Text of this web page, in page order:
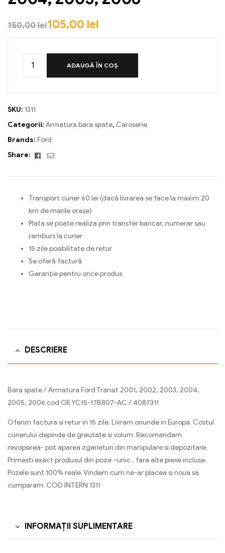
150,00lei105,00 lei
ADAUGĂ ÎN COȘ
SKU: 1311
Categorii: Armatura bara spate, Caroserie
Brands: Ford
Share:
Facebook
Email
Transport curier 60 lei (dacă livrarea se face la maxim 20
km de marile orașe)
Plata se poate realiza prin transfer bancar, numerar sau
ramburs la curier
15 zile posibilitate de retur
Se oferă factură
Garanție pentru orice produs
DESCRIERE
Bara spate / Armatura Ford Transit 2001, 2002, 2003, 2004,
2005, 2006 cod OE YC15-17B807-AC / 4087311
Oferim factura si retur in 15 zile. Livram oriunde in Europa. Costul
curierului depinde de greutate si volum. Recomandam
revopsirea- pot aparea zgarieturi din manipulare si depozitare.
Primesti exact produsul din poze –unic , fara alte piese incluse.
Pozele sunt 100% reale. Vindem cum ne-ar placea si noua sa
cumparam. COD INTERN 1311
INFORMAȚII SUPLIMENTARE